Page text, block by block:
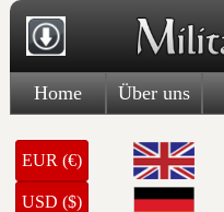
Home Über uns
EUR (€)
USD ($)